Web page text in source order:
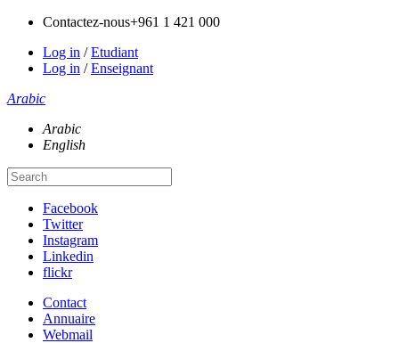
Contactez-nous+961 1 421 000
Log in /Etudiant
Log in /Enseignant
Arabic
Arabic
English
Facebook
Twitter
Instagram
Linkedin
flickr
Contact
Annuaire
Webmail